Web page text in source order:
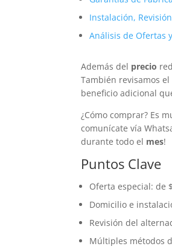
Instalación,
Análisis de Ofertas
Además del precio
También revisamos
beneficio adicional
¿Cómo comprar? Es
comunícate vía
durante todo el mes!
Puntos Clave
Oferta especial: de
Domicilio e
Revisión del
Múltiples métodos